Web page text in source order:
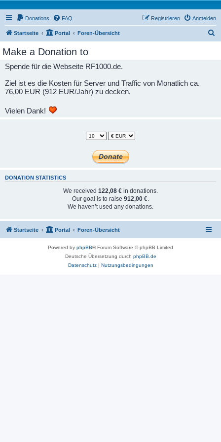
Donations FAQ Anmelden
Registrieren
Startseite Portal Foren-Übersicht
Make a Donation to
Spende für die Webseite RF1000.de.
Ziel ist es die Kosten für Server und Traffic von Monatlich ca.
76,00 EUR (912 EUR/Jahr) zu decken.
Vielen Dank!
DONATION STATISTICS
We received 122,08 € in donations.
Our goal is to raise 912,00 €.
We haven’t used any donations.
Startseite Portal Foren-Übersicht
Powered by phpBB® Forum Software © phpBB Limited
Deutsche Übersetzung durch phpBB.de
Datenschutz| Nutzungsbedingungen